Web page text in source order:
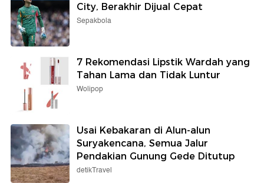
City, Berakhir Dijual Cepat
Sepakbola
7 Rekomendasi Lipstik Wardah yang
Tahan Lama dan Tidak Luntur
Wolipop
Usai Kebakaran di Alun-alun
Suryakencana, Semua Jalur
Pendakian Gunung Gede Ditutup
detikTravel